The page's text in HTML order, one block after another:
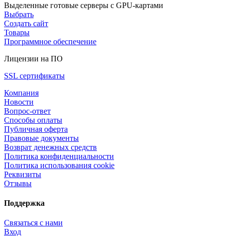
Выделенные готовые серверы с GPU-картами
Выбрать
Создать сайт
Товары
Программное обеспечение
Лицензии на ПО
SSL сертификаты
Компания
Новости
Вопрос-ответ
Способы оплаты
Публичная оферта
Правовые документы
Возврат денежных средств
Политика конфиденциальности
Политика использования cookie
Реквизиты
Отзывы
Поддержка
Связаться с нами
Вход